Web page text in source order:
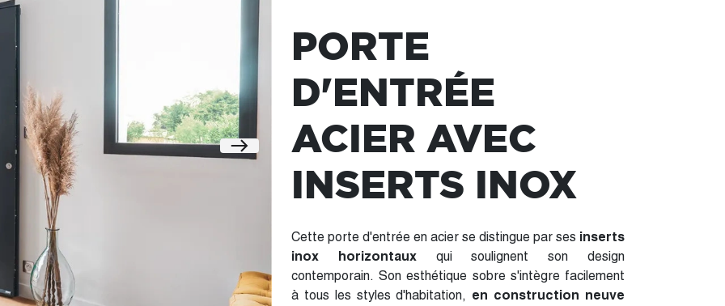
PORTE
D'ENTRÉE
ACIER AVEC
INSERTS INOX
Cette porte d'entrée en acier se distingue par ses inserts
inox horizontauxqui soulignent son design
contemporain. Son esthétique sobre s'intègre facilement
à tous les styles d'habitation, en construction neuve